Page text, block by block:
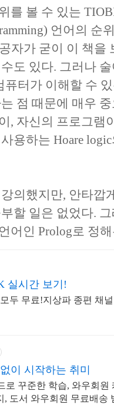
를 볼 수 있는
언어의 순
자가 굳이 이 책을
도 있다. 그러나
퓨터가 이해할 수
점 때문에 매우
, 자신의 프로그램
용하는 Hoare
의했지만, 안타깝
할 일은 없었다.
어인 Prolog로 정
실시간 보기!
두 무료!지상파 종편 채
이 시작하는 취미
로 꾸준한 학습, 와우회원
, 도서 와우회원 무료배송